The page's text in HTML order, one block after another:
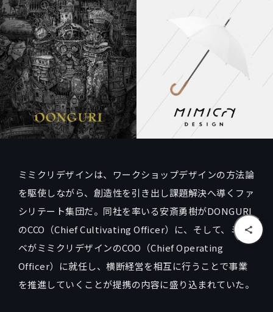
ミミクリデザインは、ワークショップデザインの方法論
を駆使しながら、創造性を引き出し課題解決へ導くファ
シリテート集団だ。同社を率いる安斎勇樹がDONGURI
のCCO（Chief Cultivating Officer）に、そして、ミナ
ベがミミクリデザインのCOO（Chief Operating
Officer）に就任し、横断経営を相互に行うことで事業
を推進していくことが提携の内容に盛り込まれていた。